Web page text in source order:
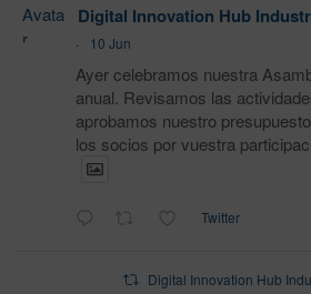
Avata
r
Digital Innovation Hub
·
10 Jun
Ayer celebramos nuestra
anual. Revisamos las
aprobamos nuestro
los socios por vuestra
Twitter
Digital Innovation Hub